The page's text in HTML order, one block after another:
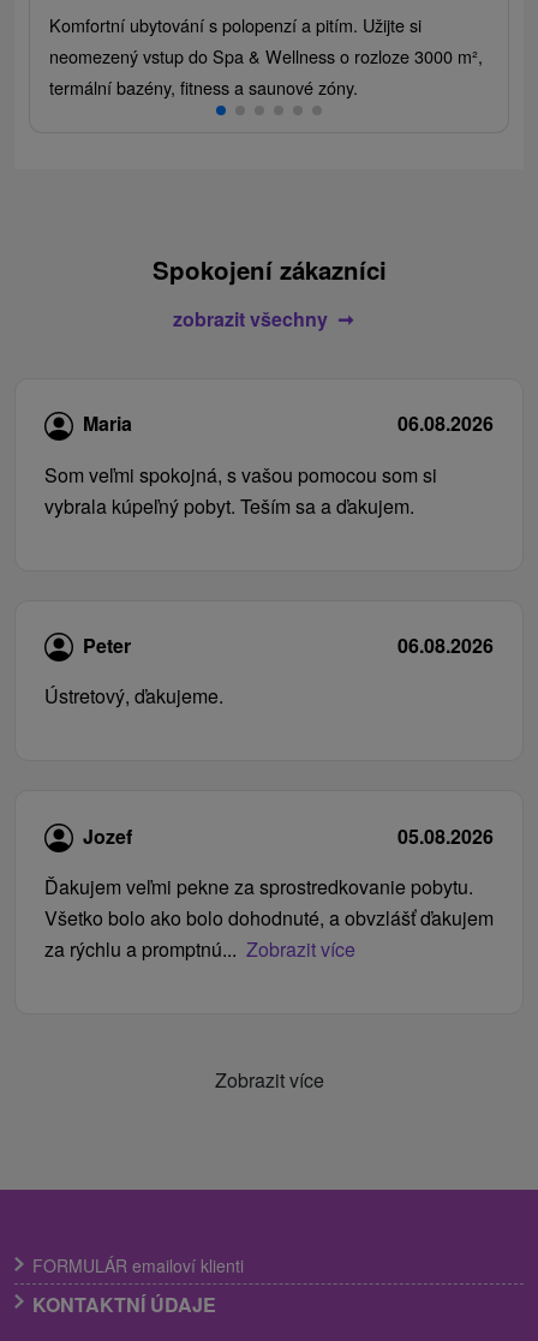
Komfortní ubytování s polopenzí a pitím. Užijte si
neomezený vstup do Spa & Wellness o rozloze 3000 m²,
termální bazény, fitness a saunové zóny.
Spokojení zákazníci
zobrazit všechny
Maria
06.08.2026
Som veľmi spokojná, s vašou pomocou som si
vybrala kúpeľný pobyt. Teším sa a ďakujem.
Peter
06.08.2026
Ústretový, ďakujeme.
Jozef
05.08.2026
Ďakujem veľmi pekne za sprostredkovanie pobytu.
Všetko bolo ako bolo dohodnuté, a obvzlášť ďakujem
za rýchlu a promptnú... Zobrazit více
Zobrazit více
FORMULÁR emailoví klienti
KONTAKTNÍ ÚDAJE